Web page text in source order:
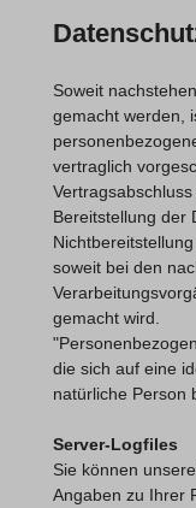
Soweit
gemacht werden,
vertraglich
Bereitstellung der
soweit bei den
gemacht wird.
die sich auf eine
natürliche Person
Server-Logfiles
Sie können
Angaben zu Ihrer